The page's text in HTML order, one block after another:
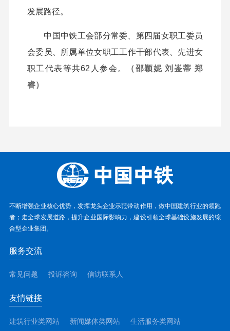
发展路径。
中国中铁工会部分常委、第四届女职工委员
会委员、所属单位女职工工作干部代表、先进女
职工代表等共62人参会。
（邵颖妮 刘崟蒂 郑
睿）
不断增强企业核心优势，发挥龙头企业示范带动作用，做中国建筑行业的领跑
者；走全球发展道路，提升企业国际影响力，建设引领全球基础设施发展的综
合型企业集团。
服务交流
常见问题 投诉咨询 信访联系人
友情链接
建筑行业类网站 新闻媒体类网站 生活服务类网站